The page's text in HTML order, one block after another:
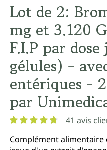
Lot de 2:
mg et 3.120
F.I.P par
gélules) -
entériques -
par
41 avis
Complément